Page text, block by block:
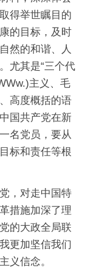
得举世瞩目的
的目标，及时
然的和谐、人
尤其是“三个代
主义、毛
高度概括的语
国共产党在新
名党员，要从
标和责任等根
，对走中国特
措施加深了理
的大政全局联
更加坚信我们
义信念。